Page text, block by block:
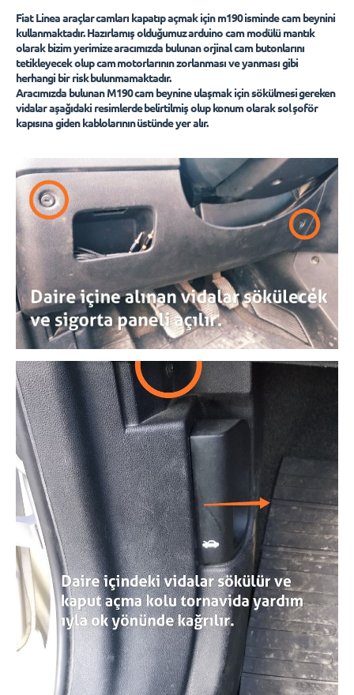
Fiat Linea araçlar camları kapatıp açmak için m190 isminde cam beynini
kullanmaktadır. Hazırlamış olduğumuz arduino cam modülü mantık
olarak bizim yerimize aracımızda bulunan orjinal cam butonlarını
tetikleyecek olup cam motorlarının zorlanması ve yanması gibi
herhangi bir risk bulunmamaktadır.
Aracımızda bulunan M190 cam beynine ulaşmak için sökülmesi gereken
vidalar aşağıdaki resimlerde belirtilmiş olup konum olarak sol şoför
kapısına giden kablolarının üstünde yer alır.